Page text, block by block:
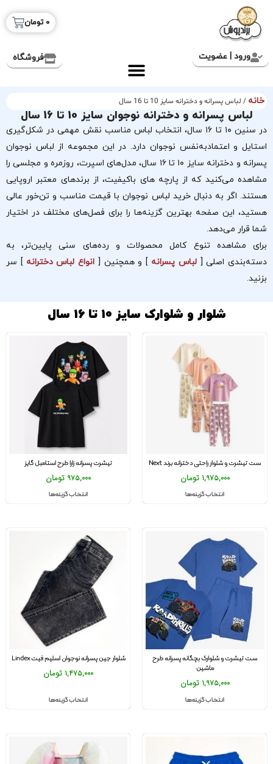
0 تومان
ورود | عضویت فروشگاه
خانه / لباس پسرانه و دخترانه سایز 10 تا 16 سال
لباس پسرانه و دخترانه نوجوان سایز 10 تا 16 سال
در سنین ۱۰ تا ۱۶ سال، انتخاب لباس مناسب نقش مهمی در شکل‌گیری
استایل و اعتمادبه‌نفس نوجوان دارد. در این مجموعه از لباس نوجوان
پسرانه و دخترانه سایز ۱۰ تا ۱۶ سال، مدل‌های اسپرت، روزمره و مجلسی را
مشاهده می‌کنید که از پارچه های باکیفیت، از برندهای معتبر اروپایی
هستند. اگر به دنبال خرید لباس نوجوان با قیمت مناسب و تن‌خور عالی
هستید، این صفحه بهترین گزینه‌ها را برای فصل‌های مختلف در اختیار
شما قرار می‌دهد.
برای مشاهده تنوع کامل محصولات و رده‌های سنی پایین‌تر، به
دسته‌بندی اصلی [لباس پسرانه ] و همچنین [ انواع لباس دخترانه ] سر
بزنید.
شلوار و شلوارک سایز 10 تا 16 سال
ست تیشرت و شلوار راحتی دخترانه برند Next
1,975,000 تومان
انتخاب گزینه‌ها
تیشرت پسرانه زارا طرح استامبل گایز
975,000 تومان
انتخاب گزینه‌ها
ست تیشرت و شلوارک بچگانه پسرانه طرح
ماشین
1,975,000 تومان
انتخاب گزینه‌ها
شلوار جین پسرانه نوجوان اسلیم فیت Lindex
1,475,000 تومان
انتخاب گزینه‌ها